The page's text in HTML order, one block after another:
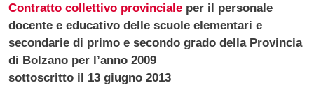
Contratto collettivo provinciale per il personale
docente e educativo delle scuole elementari e
secondarie di primo e secondo grado della Provincia
di Bolzano per l’anno 2009
sottoscritto il 13 giugno 2013